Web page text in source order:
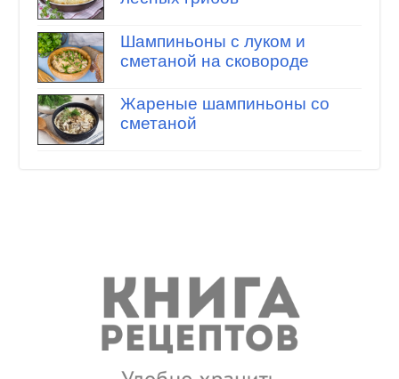
Шампиньоны с луком и
сметаной на сковороде
Жареные шампиньоны со
сметаной